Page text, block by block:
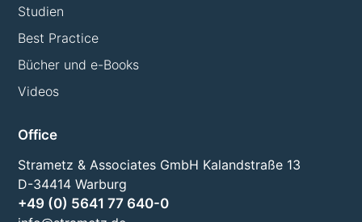
Studien
Best Practice
Bücher und e-Books
Videos
Office
Strametz & Associates GmbH Kalandstraße 13
D-34414 Warburg
+49 (0) 5641 77 640-0